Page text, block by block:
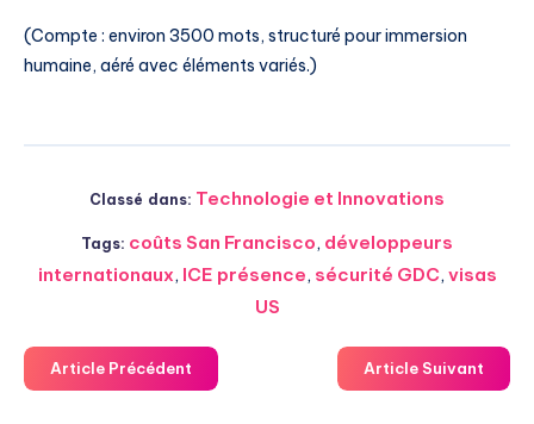
(Compte : environ 3500 mots, structuré pour immersion
humaine, aéré avec éléments variés.)
Classé dans: Technologie et Innovations
Tags: coûts San Francisco, développeurs
internationaux, ICE présence, sécurité GDC, visas
US
Article Précédent Article Suivant